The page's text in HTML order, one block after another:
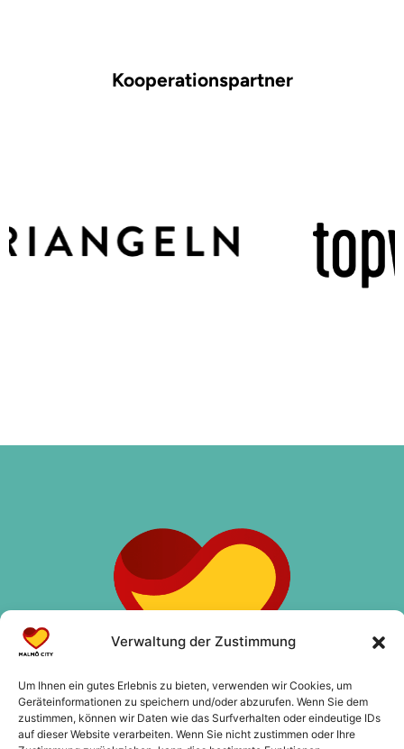
Verwaltung der Zustimmung
Um Ihnen ein gutes Erlebnis zu bieten, verwenden wir Cookies, um
Geräteinformationen zu speichern und/oder abzurufen. Wenn Sie dem
zustimmen, können wir Daten wie das Surfverhalten oder eindeutige IDs
auf dieser Website verarbeiten. Wenn Sie nicht zustimmen oder Ihre
Kooperationspartner